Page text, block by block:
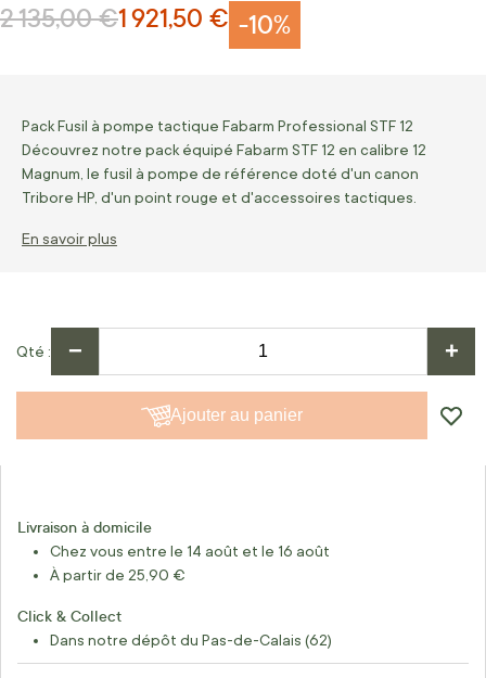
-10%
Prix Spécial
1 921,50 €
Prix normal
2 135,00 €
Pack Fusil à pompe tactique Fabarm Professional STF 12
Découvrez notre pack équipé Fabarm STF 12 en calibre 12
Magnum, le fusil à pompe de référence doté d'un canon
Tribore HP, d'un point rouge et d'accessoires tactiques.
En savoir plus
Qté − +
Ajouter au panier
Livraison à domicile
Chez vous entre le 14 août et le 16 août
À partir de 25,90 €
Click & Collect
Dans notre dépôt du Pas-de-Calais (62)